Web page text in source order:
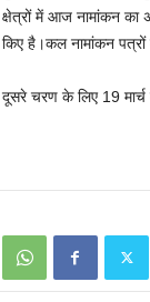
क्षेत्रों में आज नामांकन का
किए है।कल नामांकन
दूसरे चरण के लिए 19 मार्च